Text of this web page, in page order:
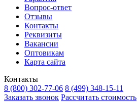
Вопрос-ответ
Отзывы
Контакты
Реквизиты
Вакансии
Оптовикам
Карта сайта
Контакты
8 (800) 302-77-06 8 (499) 348-15-11
Заказать звонок Рассчитать стоимость